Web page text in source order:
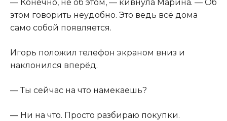
— Конечно, не об этом, — кивнула Марина. — Об
этом говорить неудобно. Это ведь всё дома
само собой появляется.
Игорь положил телефон экраном вниз и
наклонился вперёд.
— Ты сейчас на что намекаешь?
— Ни на что. Просто разбираю покупки.